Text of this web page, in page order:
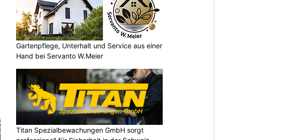
Gartenpflege, Unterhalt und Service aus einer
Hand bei Servanto W.Meier
Titan Spezialbewachungen GmbH sorgt